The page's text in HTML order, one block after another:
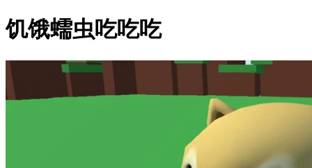
饥饿蠕虫吃吃吃